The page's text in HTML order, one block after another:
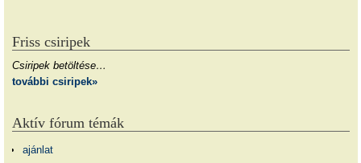
Friss csiripek
Csiripek betöltése…
további csiripek»
Aktív fórum témák
ajánlat